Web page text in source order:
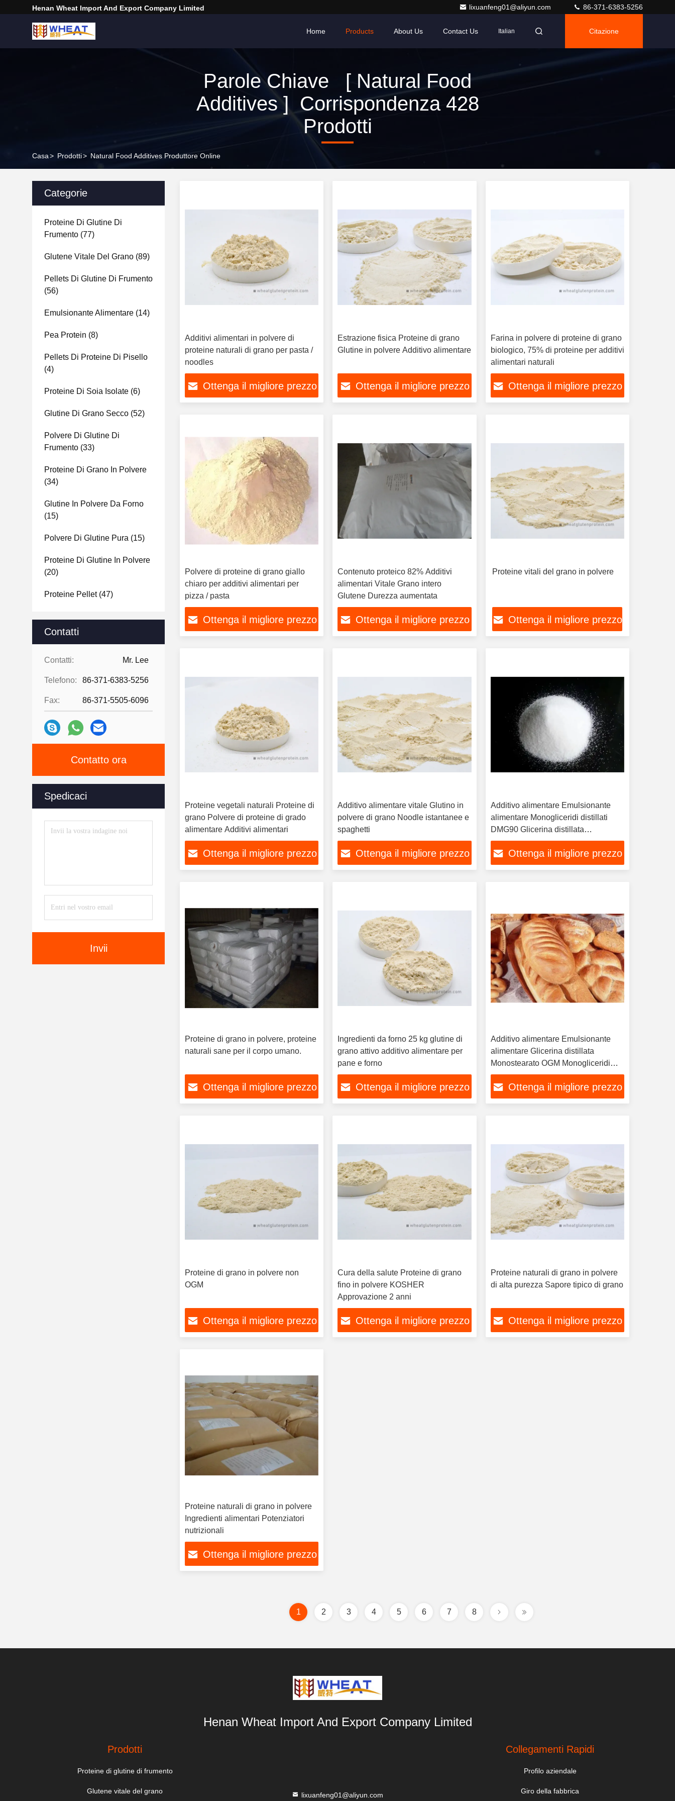
Henan Wheat Import And Export Company Limited lixuanfeng01@aliyun.com 86-371-6383-5256
Home Products About Us Contact Us Italian Citazione
Parole Chiave [ Natural Food
Additives ] Corrispondenza 428
Prodotti
Casa> Prodotti> Natural Food Additives Produttore Online
Categorie
Proteine Di Glutine Di
Frumento (77)
Glutene Vitale Del Grano (89)
Pellets Di Glutine Di Frumento
(56)
Emulsionante Alimentare (14)
Pea Protein (8)
Pellets Di Proteine Di Pisello
(4)
Proteine Di Soia Isolate (6)
Glutine Di Grano Secco (52)
Polvere Di Glutine Di
Frumento (33)
Proteine Di Grano In Polvere
(34)
Glutine In Polvere Da Forno
(15)
Polvere Di Glutine Pura (15)
Proteine Di Glutine In Polvere
(20)
Proteine Pellet(47)
Contatti
Contatti: Mr. Lee
Telefono: 86-371-6383-5256
Fax: 86-371-5505-6096
Contatto ora
Spedicaci
Invii
Additivi alimentari in polvere di
proteine naturali di grano per pasta /
noodles
Ottenga il migliore prezzo
Estrazione fisica Proteine di grano
Glutine in polvere Additivo alimentare
Ottenga il migliore prezzo
Farina in polvere di proteine di grano
biologico, 75% di proteine per additivi
alimentari naturali
Ottenga il migliore prezzo
Polvere di proteine di grano giallo
chiaro per additivi alimentari per
pizza / pasta
Ottenga il migliore prezzo
Contenuto proteico 82% Additivi
alimentari Vitale Grano intero
Glutene Durezza aumentata
Ottenga il migliore prezzo
Proteine vitali del grano in polvere
Ottenga il migliore prezzo
Proteine vegetali naturali Proteine di
grano Polvere di proteine di grado
alimentare Additivi alimentari
Ottenga il migliore prezzo
Additivo alimentare vitale Glutino in
polvere di grano Noodle istantanee e
spaghetti
Ottenga il migliore prezzo
Additivo alimentare Emulsionante
alimentare Monogliceridi distillati
DMG90 Glicerina distillata
monostearato GMS90 E471 DMG95
Ottenga il migliore prezzo
Proteine di grano in polvere, proteine
naturali sane per il corpo umano.
Ottenga il migliore prezzo
Ingredienti da forno 25 kg glutine di
grano attivo additivo alimentare per
pane e forno
Ottenga il migliore prezzo
Additivo alimentare Emulsionante
alimentare Glicerina distillata
Monostearato OGM Monogliceridi
distillati Dmg90
Ottenga il migliore prezzo
Proteine di grano in polvere non
OGM
Ottenga il migliore prezzo
Cura della salute Proteine di grano
fino in polvere KOSHER
Approvazione 2 anni
Ottenga il migliore prezzo
Proteine naturali di grano in polvere
di alta purezza Sapore tipico di grano
Ottenga il migliore prezzo
Proteine naturali di grano in polvere
Ingredienti alimentari Potenziatori
nutrizionali
Ottenga il migliore prezzo
1 2 3 4 5 6 7 8
Henan Wheat Import And Export Company Limited
Prodotti
Proteine di glutine di frumento
Glutene vitale del grano lixuanfeng01@aliyun.com
Collegamenti Rapidi
Profilo aziendale
Giro della fabbrica